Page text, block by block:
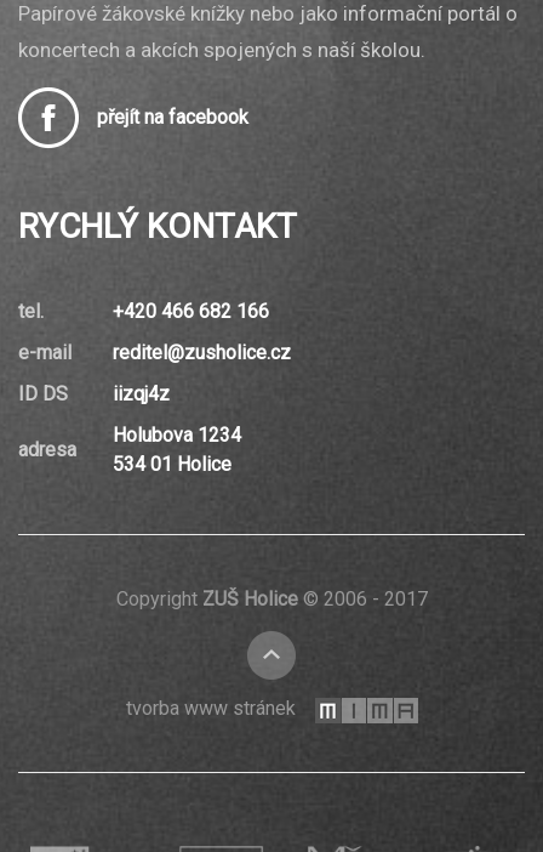
Papírové žákovské knížky nebo jako informační portál o
koncertech a akcích spojených s naší školou.
přejít na facebook
RYCHLÝ KONTAKT
tel.
+420 466 682 166
e-mail
reditel@zusholice.cz
ID DS
iizqj4z
adresa
Holubova 1234
534 01 Holice
Copyright ZUŠ Holice© 2006 - 2017
nahoru
tvorba www stránek